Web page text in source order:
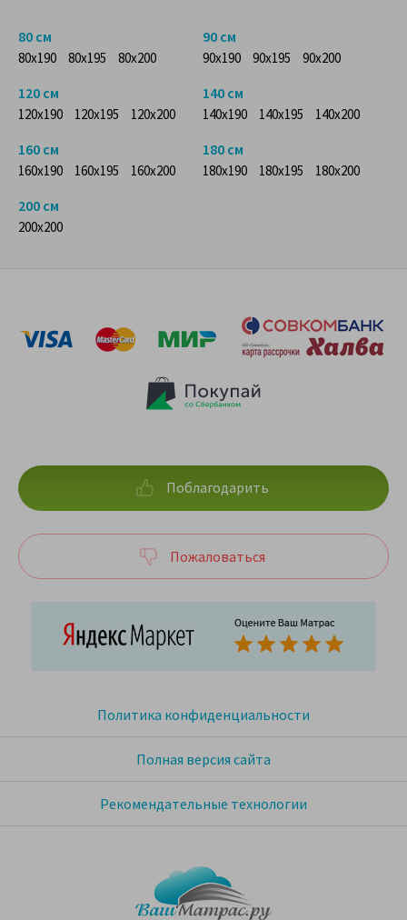
80 см
80x190 80x195 80x200
90 см
90x190 90x195 90x200
120 см
120x190 120x195 120x200
140 см
140x190 140x195 140x200
160 см
160x190 160x195 160x200
180 см
180x190 180x195 180x200
200 см
200x200
Политика конфиденциальности
Полная версия сайта
Рекомендательные технологии
Поблагодарить
Пожаловаться